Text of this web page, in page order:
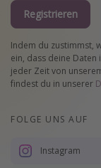
Registrieren
Indem du zustimmst,
ein, dass deine Daten
jeder Zeit von
findest du in unserer
FOLGE UNS AUF
Instagram